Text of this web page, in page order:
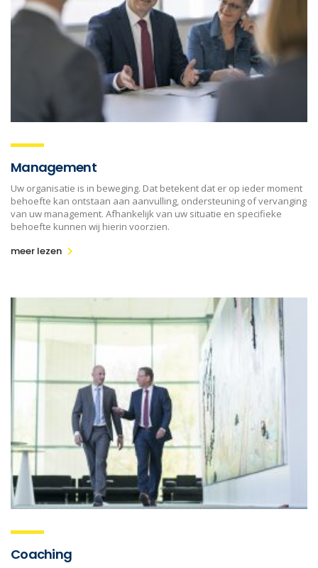
Management
Uw organisatie is in beweging. Dat betekent dat er op ieder moment
behoefte kan ontstaan aan aanvulling, ondersteuning of vervanging
van uw management. Afhankelijk van uw situatie en specifieke
behoefte kunnen wij hierin voorzien.
meer lezen
Coaching